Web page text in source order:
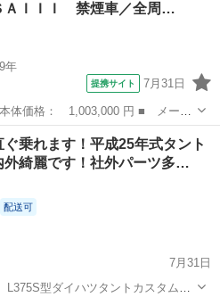
ＡＩＩＩ 禁煙車／全周…
年
提携サイト 7月31日
ント ■ グレード名： カスタム
ＩＩＩ 禁煙車／全周囲カメラ／
乗れます！平成25年式タント
外綺麗です！社外パーツ多…
配送可
7月31日
型ダイハツタントカスタムに